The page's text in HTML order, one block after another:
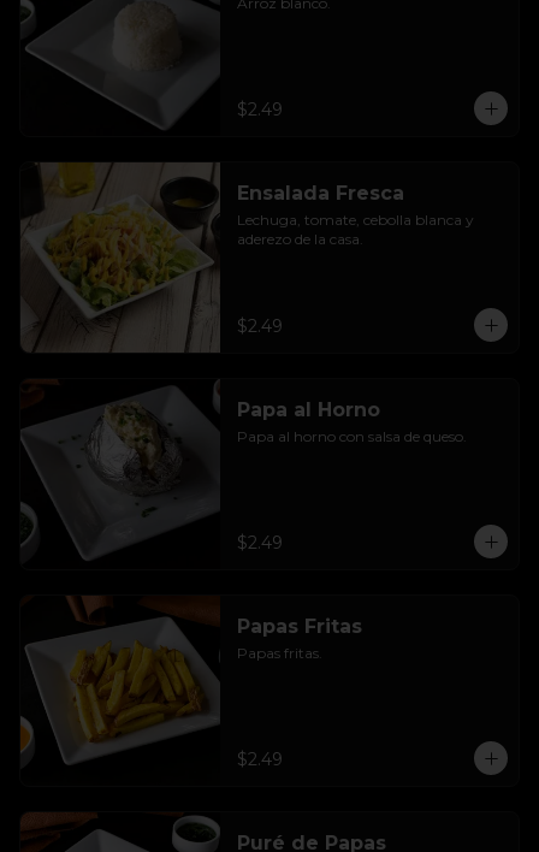
$2.49
Ensalada Fresca
Lechuga, tomate, cebolla blanca y
aderezo de la casa.
$2.49
Papa al Horno
Papa al horno con salsa de queso.
$2.49
Papas Fritas
Papas fritas.
$2.49
Puré de Papas